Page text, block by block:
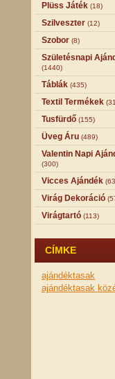
Plüss Játék (18)
Szilveszter (12)
Szobor (8)
Születésnapi
(1440)
Táblák (435)
Textil Termékek
Tusfürdő (155)
Üveg Áru (489)
Valentin Napi
(300)
Vicces Ajándék
Virág Dekoráció
Virágtartó (113)
CÍMKE
ajándéktasak
ajándéktasak